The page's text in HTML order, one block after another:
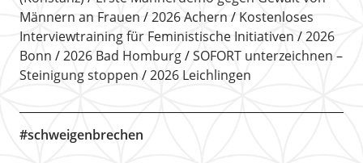
Männern an Frauen
2026 Achern
Kostenloses
Interviewtraining für Feministische Initiativen
2026
Bonn
2026 Bad Homburg
SOFORT unterzeichnen –
Steinigung stoppen
2026 Leichlingen
#schweigenbrechen